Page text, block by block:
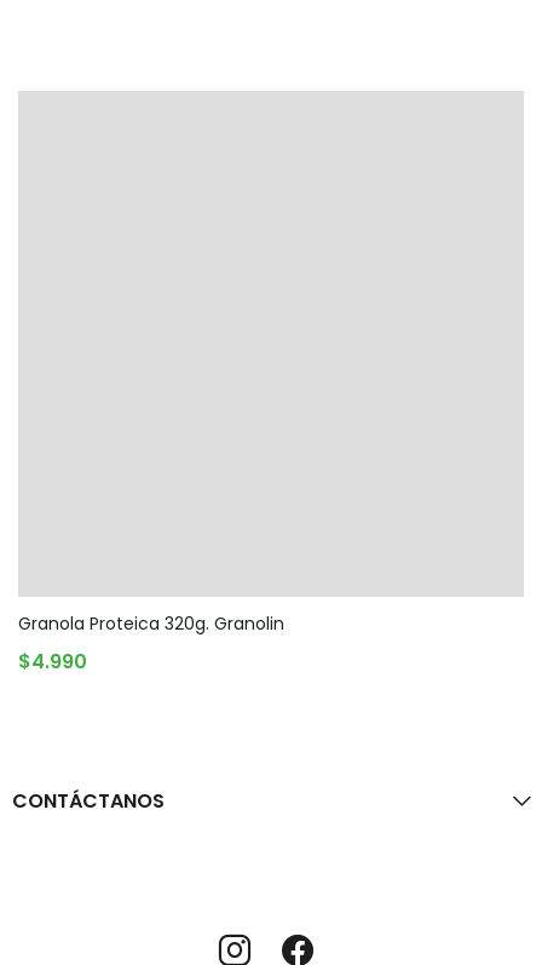
Granola Proteica 320g. Granolin
$4.990
CONTÁCTANOS